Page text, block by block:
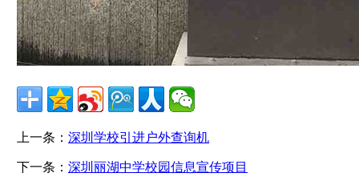
上一条： 深圳学校引进户外查询机
下一条： 深圳丽湖中学校园信息宣传项目